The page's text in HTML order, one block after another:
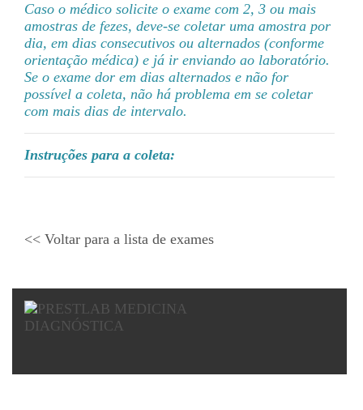
Caso o médico solicite o exame com 2, 3 ou mais
amostras de fezes, deve-se coletar uma amostra por
dia, em dias consecutivos ou alternados (conforme
orientação médica) e já ir enviando ao laboratório.
Se o exame dor em dias alternados e não for
possível a coleta, não há problema em se coletar
com mais dias de intervalo.
Instruções para a coleta:
<< Voltar para a lista de exames